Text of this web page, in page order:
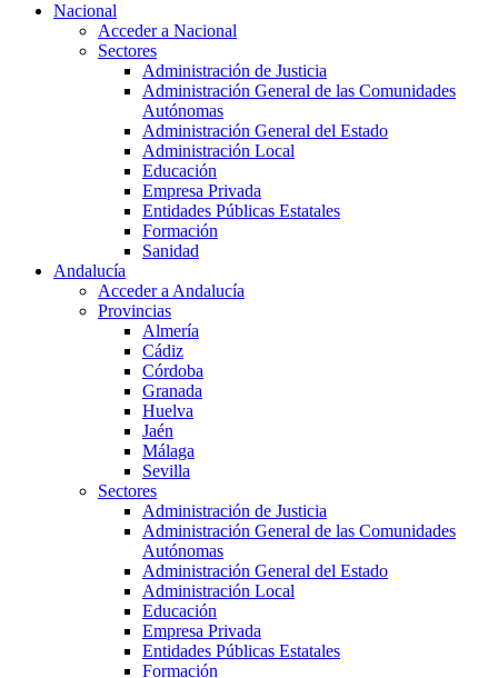
Nacional
Acceder a Nacional
Sectores
Administración de Justicia
Administración General de las Comunidades
Autónomas
Administración General del Estado
Administración Local
Educación
Empresa Privada
Entidades Públicas Estatales
Formación
Sanidad
Andalucía
Acceder a Andalucía
Provincias
Almería
Cádiz
Córdoba
Granada
Huelva
Jaén
Málaga
Sevilla
Sectores
Administración de Justicia
Administración General de las Comunidades
Autónomas
Administración General del Estado
Administración Local
Educación
Empresa Privada
Entidades Públicas Estatales
Formación